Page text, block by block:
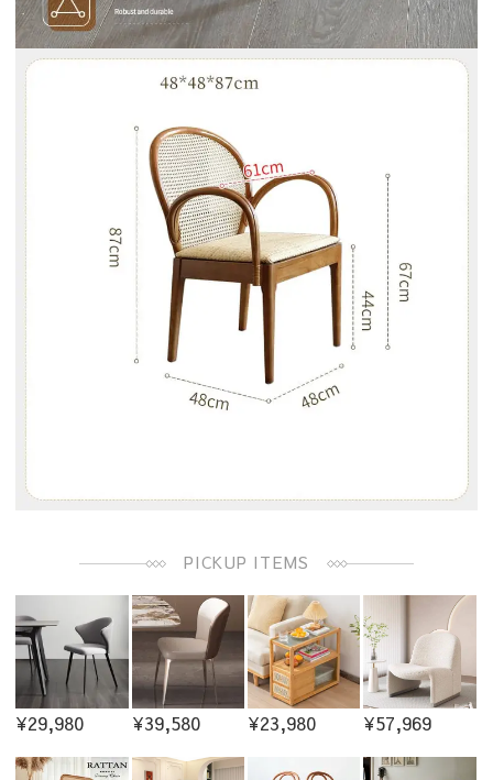
PICKUP ITEMS
¥29,980 ¥39,580 ¥23,980 ¥57,969